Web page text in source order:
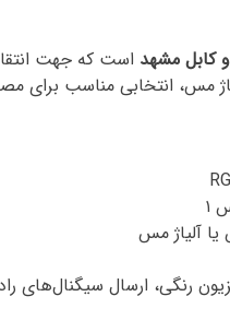
کابل مشهد است که جهت
۱
آلیاژ مس
رنگی، ارسال سیگنال‌های